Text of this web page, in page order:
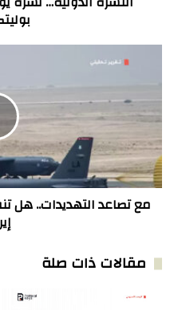
هل
تنفذ
واشنطن
ضربة
عسكرية
ضد
إيران؟
مع تصاعد التهديدات.. هل
مقالات ذات صلة